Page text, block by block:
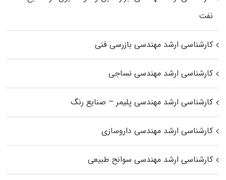
نفت
کارشناسی ارشد مهندسی بازرسی فنی
کارشناسی ارشد مهندسی نساجی
کارشناسی ارشد مهندسی پلیمر – صنایع رنگ
کارشناسی ارشد مهندسی داروسازی
کارشناسی ارشد مهندسی سوانح طبیعی